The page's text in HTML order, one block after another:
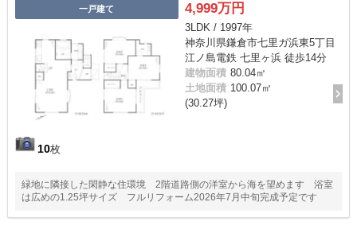
一戸建て
10枚
4,999万円
3LDK / 1997年
神奈川県鎌倉市七里ガ浜東5丁目
江ノ島電鉄 七里ヶ浜 徒歩14分
建物面積 80.04㎡
土地面積 100.07㎡
(30.27坪)
緑地に隣接した閑静な住環境 2階道路側の洋室から海を望めます 浴室
は広めの1.25坪サイズ フルリフォーム2026年7月中旬完成予定です